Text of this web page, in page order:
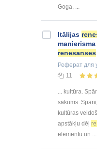
Goga, ...
Itālijas
renesanses
Реферат для
11
... kultūra.
sākums.
kultūras
apstākļu dēļ
elementu un ...